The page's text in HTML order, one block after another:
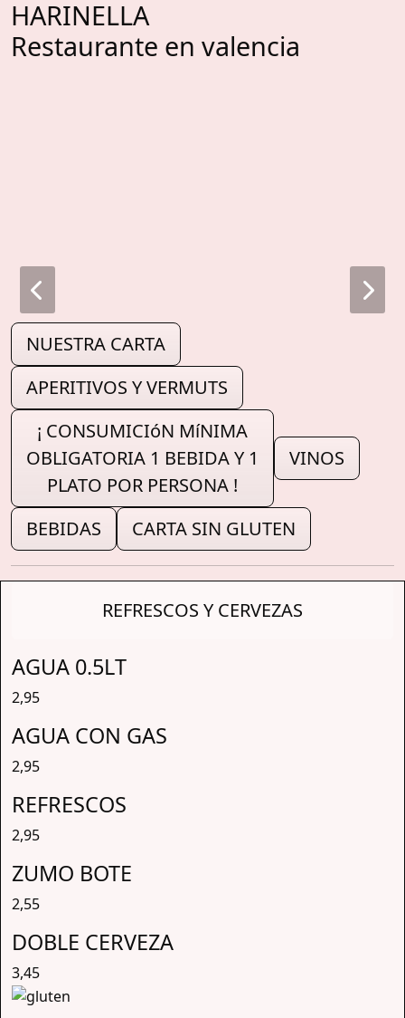
HARINELLA
Restaurante en valencia
NUESTRA CARTA
APERITIVOS Y VERMUTS
¡ CONSUMICIóN MíNIMA
OBLIGATORIA 1 BEBIDA Y 1
PLATO POR PERSONA !
VINOS
BEBIDAS CARTA SIN GLUTEN
REFRESCOS Y CERVEZAS
AGUA 0.5LT
2,95
AGUA CON GAS
2,95
REFRESCOS
2,95
ZUMO BOTE
2,55
DOBLE CERVEZA
3,45